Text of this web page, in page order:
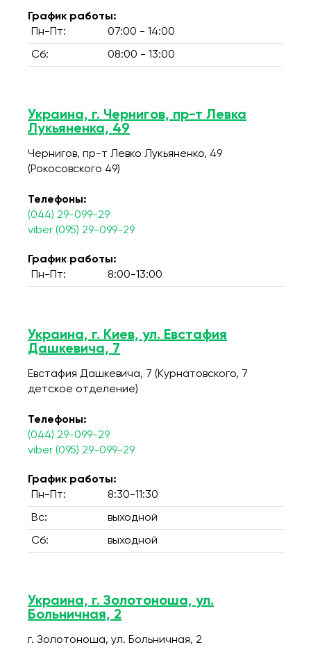
График работы:
Пн-Пт:
07:00 - 14:00
Сб: 08:00 - 13:00
Украина, г. Чернигов, пр-т Левка
Лукьяненка, 49
Чернигов, пр-т Левко Лукьяненко, 49
(Рокосовского 49)
Телефоны:
(044) 29-099-29
viber (095) 29-099-29
График работы:
Пн-Пт:
8:00-13:00
Украина, г. Киев, ул. Евстафия
Дашкевича, 7
Евстафия Дашкевича, 7 (Курнатовского, 7
детское отделение)
Телефоны:
(044) 29-099-29
viber (095) 29-099-29
График работы:
Пн-Пт:
8:30-11:30
Вс: выходной
Сб: выходной
Украина, г. Золотоноша, ул.
Больничная, 2
г. Золотоноша, ул. Больничная, 2